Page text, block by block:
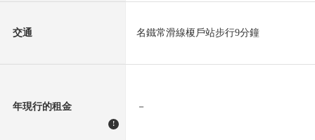
交通 名鐵常滑線榎戶站步行9分鐘
年現行的租金
!
－